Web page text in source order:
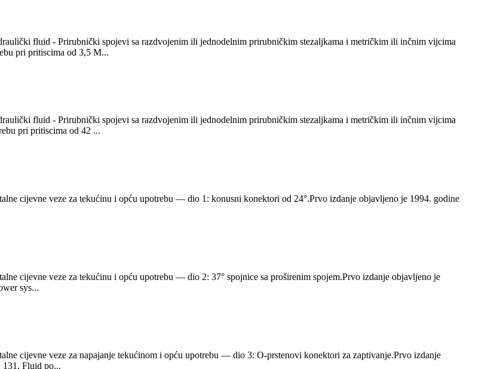
fluid - Prirubnički spojevi sa razdvojenim ili jednodelnim prirubničkim stezaljkama i metričkim ili inčnim vijcima
pri pritiscima od 3,5 M...
fluid - Prirubnički spojevi sa razdvojenim ili jednodelnim prirubničkim stezaljkama i metričkim ili inčnim vijcima
pri pritiscima od 42 ...
cijevne veze za tekućinu i opću upotrebu — dio 1: konusni konektori od 24°.Prvo izdanje objavljeno je 1994. godine
cijevne veze za tekućinu i opću upotrebu — dio 2: 37° spojnice sa proširenim spojem.Prvo izdanje objavljeno je
sys...
cijevne veze za napajanje tekućinom i opću upotrebu — dio 3: O-prstenovi konektori za zaptivanje.Prvo izdanje
Fluid po...